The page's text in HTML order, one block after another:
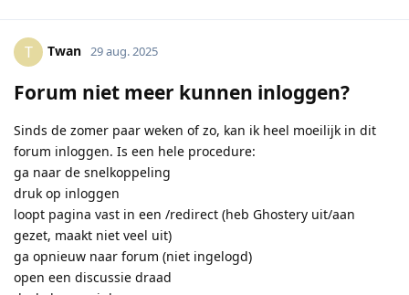
T Twan 29 aug. 2025
Forum niet meer kunnen inloggen?
Sinds de zomer paar weken of zo, kan ik heel moeilijk in dit
forum inloggen. Is een hele procedure:
ga naar de snelkoppeling
druk op inloggen
loopt pagina vast in een /redirect (heb Ghostery uit/aan
gezet, maakt niet veel uit)
ga opnieuw naar forum (niet ingelogd)
open een discussie draad